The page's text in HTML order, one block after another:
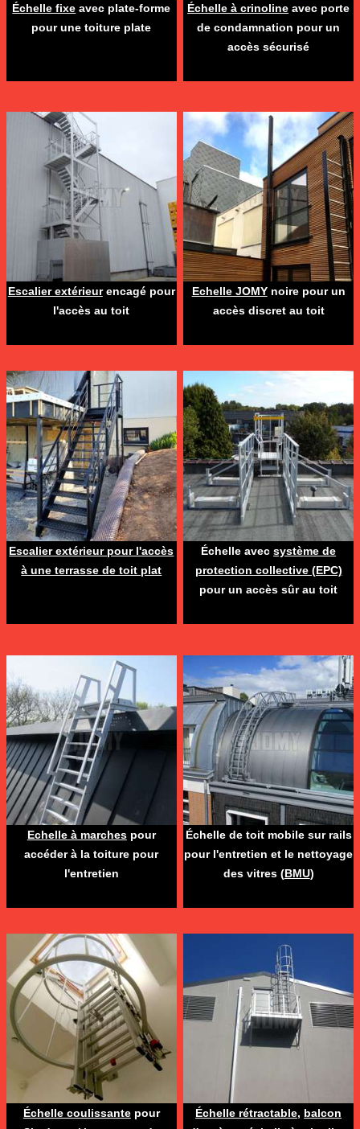
Échelle fixe avec plate-forme
pour une toiture plate
Échelle à crinoline avec porte
de condamnation pour un
accès sécurisé
Escalier extérieurencagé pour
l'accès au toit
Echelle JOMYnoire pour un
accès discret au toit
Escalier extérieur pour l'accès
à une terrasse de toit plat
Échelle avecsystème de
protection collective (EPC)
pour un accès sûr au toit
Echelle à marchespour
accéder à la toiture pour
l'entretien
Échelle de toit mobile sur rails
pour l'entretien et le nettoyage
des vitres (BMU)
Échelle coulissantepour
Échelle rétractable, balcon